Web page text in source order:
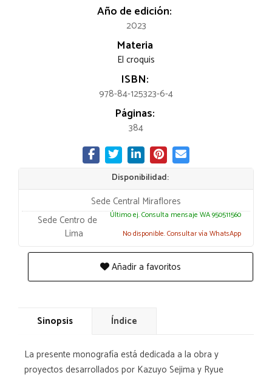
Año de edición:
2023
Materia
El croquis
ISBN:
978-84-125323-6-4
Páginas:
384
Disponibilidad:
Sede Central Miraflores
Último ej. Consulta mensaje WA 950511560
Sede Centro de
Lima
No disponible. Consultar vía WhatsApp
Añadir a favoritos
Sinopsis Índice
La presente monografía está dedicada a la obra y
proyectos desarrollados por Kazuyo Sejima y Ryue